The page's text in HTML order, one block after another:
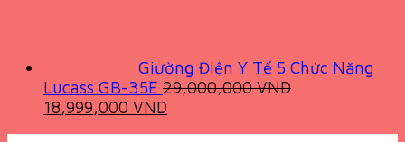
Giường Điện Y Tế 5 Chức Năng
Lucass GB-35E 29,000,000VND
Original
18,999,000 VND